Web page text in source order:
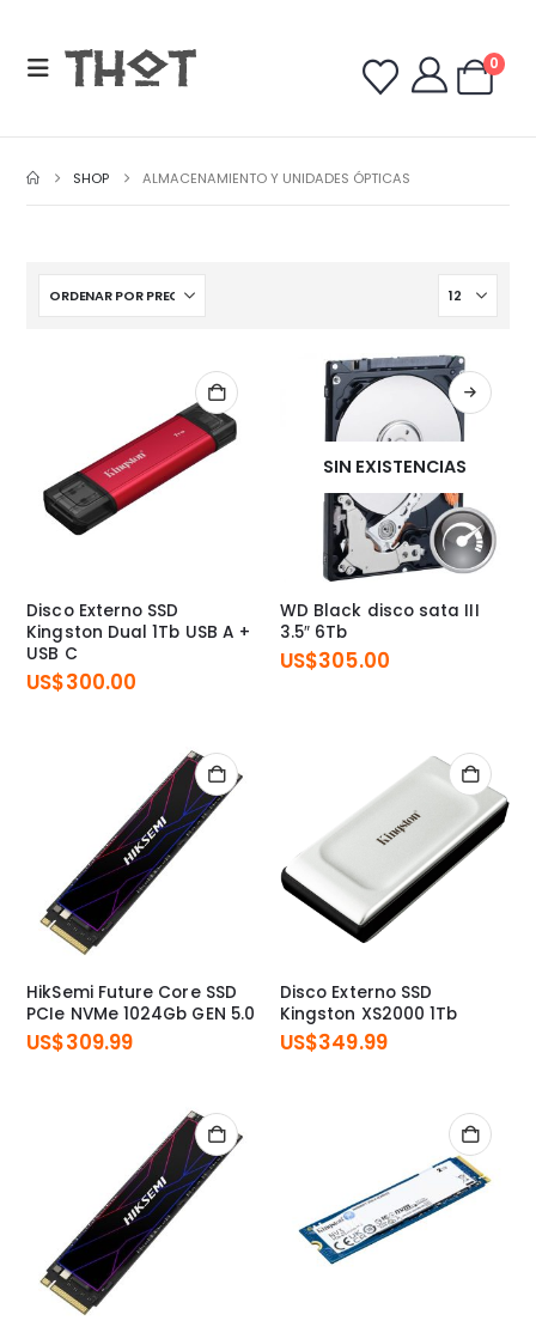
0
SHOP ALMACENAMIENTO Y UNIDADES ÓPTICAS
Disco Externo SSD
Kingston Dual 1Tb USB A +
USB C
US$300.00
SIN EXISTENCIAS
WD Black disco sata III
3.5″ 6Tb
US$305.00
HikSemi Future Core SSD
PCIe NVMe 1024Gb GEN 5.0
US$309.99
Disco Externo SSD
Kingston XS2000 1Tb
US$349.99